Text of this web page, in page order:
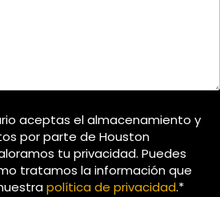
aceptas el almacenamiento y
por parte de Houston
tu privacidad. Puedes
tratamos la información que
política de privacidad.*